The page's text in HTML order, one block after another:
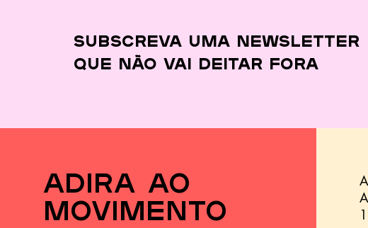
desperdiçar quase
nada
Subscreva uma newsletter
que não vai deitar fora
adira ao
movimento